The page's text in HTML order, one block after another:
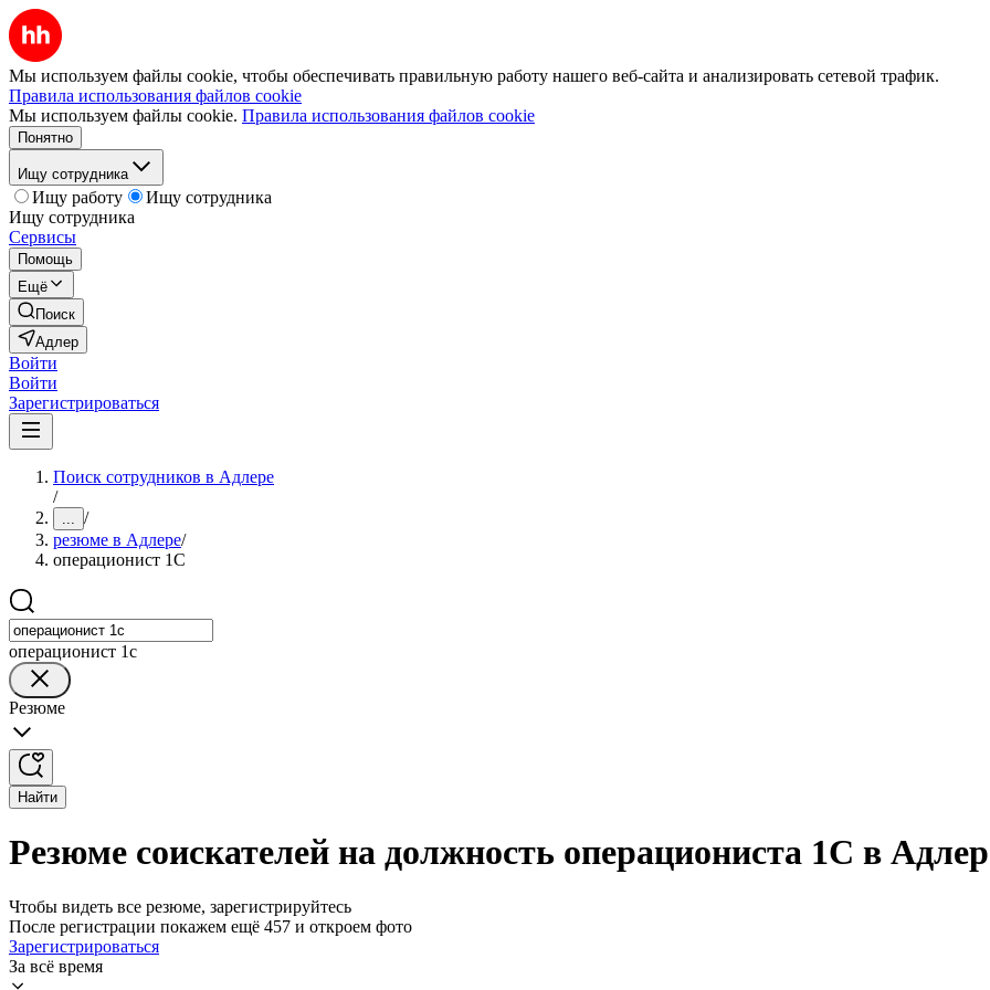
Мы используем файлы cookie, чтобы обеспечивать правильную работу нашего веб-сайта и анализировать сетевой трафик.
Правила использования файлов cookie
Мы используем файлы cookie. Правила использования файлов cookie
Понятно
Ищу сотрудника
Ищу работу
Ищу сотрудника
Ищу сотрудника
Сервисы
Помощь
Ещё
Поиск
Адлер
Войти
Войти
Зарегистрироваться
Поиск сотрудников в Адлере
/
... /
резюме в Адлере/
операционист 1С
операционист 1с
Резюме
Найти
Резюме соискателей на должность операциониста 1С в
Чтобы видеть все резюме, зарегистрируйтесь
После регистрации покажем ещё 457 и откроем фото
Зарегистрироваться
За всё время